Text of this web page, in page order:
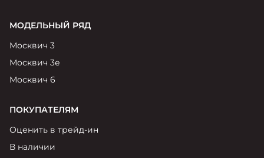
МОДЕЛЬНЫЙ РЯД
Москвич 3
Москвич 3е
Москвич 6
ПОКУПАТЕЛЯМ
Оценить в трейд-ин
В наличии